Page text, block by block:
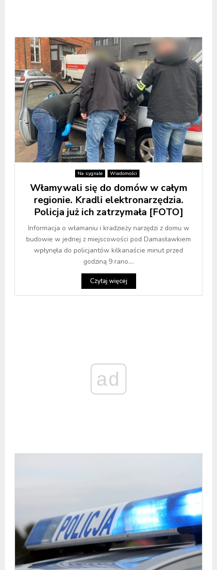
Na sygnale Wiadomości
Włamywali się do domów w całym
regionie. Kradli elektronarzędzia.
Policja już ich zatrzymała [FOTO]
Informacja o włamaniu i kradzieży narzędzi z domu w
budowie w jednej z miejscowości pod Damasławkiem
wpłynęła do policjantów kilkanaście minut przed
godziną 9 rano....
Czytaj więcej
ad